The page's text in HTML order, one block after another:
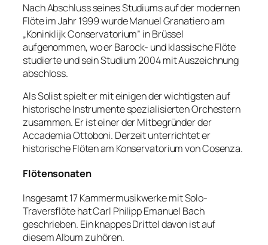
Nach Abschluss seines Studiums auf der modernen
Flöte im Jahr 1999 wurde Manuel Granatiero am
„Koninklijk Conservatorium” in Brüssel
aufgenommen, wo er Barock- und klassische Flöte
studierte und sein Studium 2004 mit Auszeichnung
abschloss.
Als Solist spielt er mit einigen der wichtigsten auf
historische Instrumente spezialisierten Orchestern
zusammen. Er ist einer der Mitbegründer der
Accademia Ottoboni. Derzeit unterrichtet er
historische Flöten am Konservatorium von Cosenza.
Flötensonaten
Insgesamt 17 Kammermusikwerke mit Solo-
Traversflöte hat Carl Philipp Emanuel Bach
geschrieben. Ein knappes Drittel davon ist auf
diesem Album zu hören.